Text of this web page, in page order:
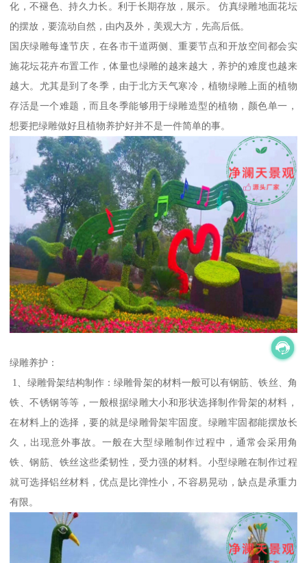
化，不褪色、持久力长。利于长期存放，展示。 仿真绿雕地面花坛
的摆放，要流动自然，由内及外，美观大方，先高后低。
国庆绿雕每逢节庆，在各市干道两侧、重要节点和开放空间都会实
施花坛花卉布置工作，体量也绿雕的越来越大，养护的难度也越来
越大。尤其是到了冬季，由于北方天气寒冷，植物绿雕上面的植物
存活是一个难题，而且冬季能够用于绿雕造型的植物，颜色单一，
想要把绿雕做好且植物养护好并不是一件简单的事。
绿雕养护：
1、绿雕骨架结构制作：绿雕骨架的材料一般可以有钢筋、铁丝、角
铁、不锈钢等等，一般根据绿雕大小和形状选择制作骨架的材料，
在材料上的选择，要的就是绿雕骨架牢固度。绿雕牢固都能摆放长
久，出现意外事故。一般在大型绿雕制作过程中，通常会采用角
铁、钢筋、铁丝这些柔韧性，受力强的材料。小型绿雕在制作过程
就可选择铝丝材料，优点是比弹性小，不容易晃动，缺点是承重力
有限。